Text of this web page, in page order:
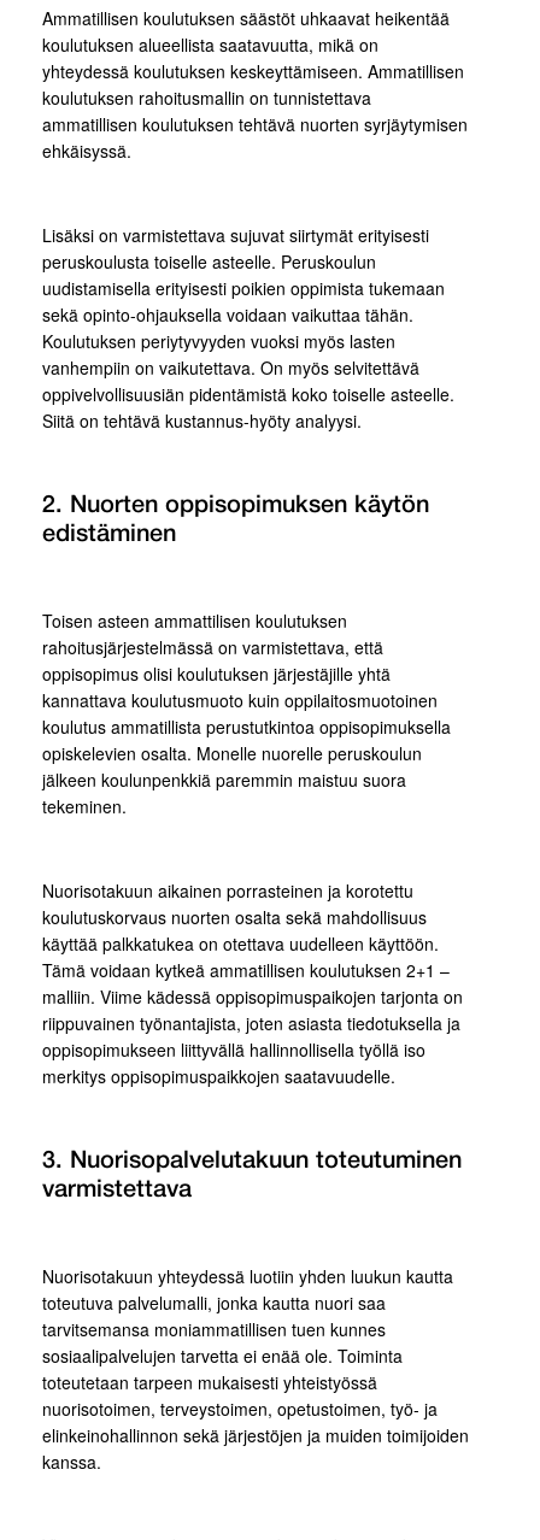
Ammatillisen koulutuksen säästöt uhkaavat heikentää
koulutuksen alueellista saatavuutta, mikä on
yhteydessä koulutuksen keskeyttämiseen. Ammatillisen
koulutuksen rahoitusmallin on tunnistettava
ammatillisen koulutuksen tehtävä nuorten syrjäytymisen
ehkäisyssä.
Lisäksi on varmistettava sujuvat siirtymät erityisesti
peruskoulusta toiselle asteelle. Peruskoulun
uudistamisella erityisesti poikien oppimista tukemaan
sekä opinto-ohjauksella voidaan vaikuttaa tähän.
Koulutuksen periytyvyyden vuoksi myös lasten
vanhempiin on vaikutettava. On myös selvitettävä
oppivelvollisuusiän pidentämistä koko toiselle asteelle.
Siitä on tehtävä kustannus-hyöty analyysi.
2. Nuorten oppisopimuksen käytön
edistäminen
Toisen asteen ammattilisen koulutuksen
rahoitusjärjestelmässä on varmistettava, että
oppisopimus olisi koulutuksen järjestäjille yhtä
kannattava koulutusmuoto kuin oppilaitosmuotoinen
koulutus ammatillista perustutkintoa oppisopimuksella
opiskelevien osalta. Monelle nuorelle peruskoulun
jälkeen koulunpenkkiä paremmin maistuu suora
tekeminen.
Nuorisotakuun aikainen porrasteinen ja korotettu
koulutuskorvaus nuorten osalta sekä mahdollisuus
käyttää palkkatukea on otettava uudelleen käyttöön.
Tämä voidaan kytkeä ammatillisen koulutuksen 2+1 –
malliin. Viime kädessä oppisopimuspaikojen tarjonta on
riippuvainen työnantajista, joten asiasta tiedotuksella ja
oppisopimukseen liittyvällä hallinnollisella työllä iso
merkitys oppisopimuspaikkojen saatavuudelle.
3. Nuorisopalvelutakuun toteutuminen
varmistettava
Nuorisotakuun yhteydessä luotiin yhden luukun kautta
toteutuva palvelumalli, jonka kautta nuori saa
tarvitsemansa moniammatillisen tuen kunnes
sosiaalipalvelujen tarvetta ei enää ole. Toiminta
toteutetaan tarpeen mukaisesti yhteistyössä
nuorisotoimen, terveystoimen, opetustoimen, työ- ja
elinkeinohallinnon sekä järjestöjen ja muiden toimijoiden
kanssa.